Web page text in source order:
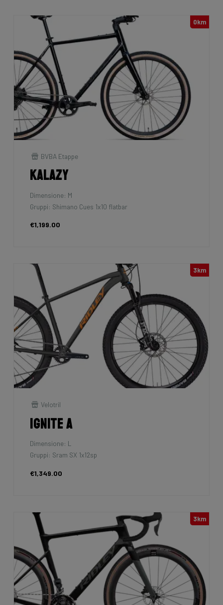
0km
BVBA Etappe
Kalazy
Dimensione: M
Gruppi: Shimano Cues 1x10 flatbar
€1,199.00
3km
Velotril
Ignite A
Dimensione: L
Gruppi: Sram SX 1x12sp
€1,349.00
3km